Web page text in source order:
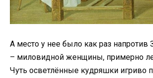
А место у нее было как раз напротив
– миловидной женщины, примерно
Чуть осветлённые кудряшки игриво